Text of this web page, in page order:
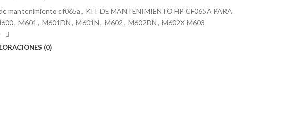
mantenimiento cf065a, KIT DE MANTENIMIENTO HP CF065A PARA
, M601, M601DN, M601N, M602, M602DN, M602X M603
(0)